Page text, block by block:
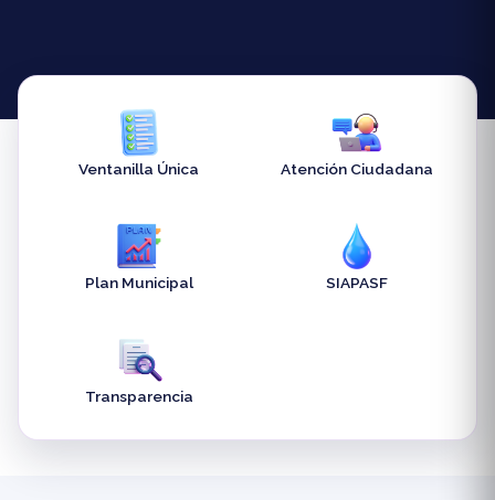
Ventanilla Única Atención Ciudadana
Plan Municipal SIAPASF
Transparencia